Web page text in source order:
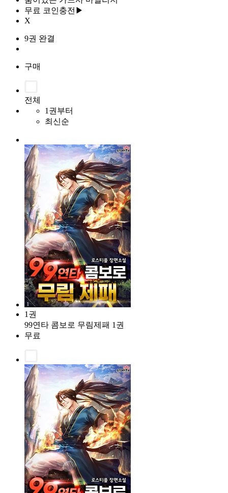
무료 코인충전▶
X
9권 완결
구매
전체
1권부터
최신순
1권
99연타 콤보로 무림제패 1권
무료